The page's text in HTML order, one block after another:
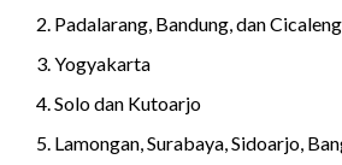
Padalarang, Bandung, dan
Yogyakarta
Solo dan Kutoarjo
Lamongan, Surabaya, Sidoarjo,